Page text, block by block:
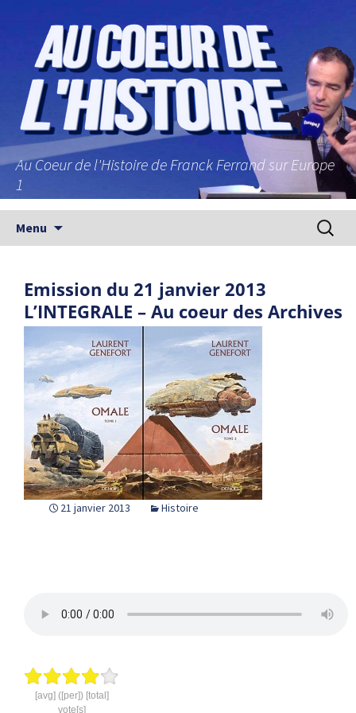
Au Coeur de l'Histoire de Franck Ferrand sur Europe
1
Menu
Emission du 21 janvier 2013
L’INTEGRALE – Au coeur des Archives
21 janvier 2013 Histoire
[avg] ([per]) [total]
vote[s]